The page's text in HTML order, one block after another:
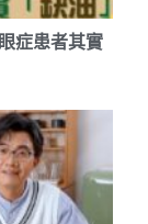
症患者其實